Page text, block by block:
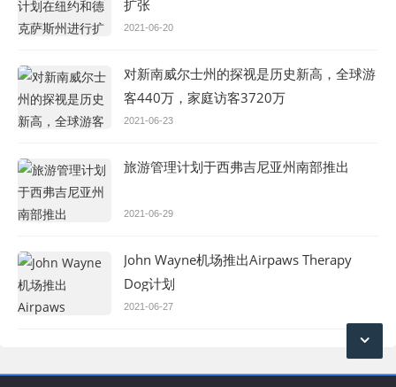
扩张
2021-06-20
对新南威尔士州的探视是历史新高，全球游
客440万，家庭访客3720万
2021-06-23
旅游管理计划于西弗吉尼亚州南部推出
2021-06-29
John Wayne机场推出Airpaws Therapy
Dog计划
2021-06-27